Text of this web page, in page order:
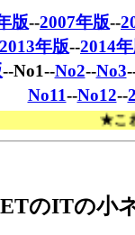
版--2007年版--
2013年版--2014
--No1--No2--No3
No11--No12--
★これまでメ
のITの小